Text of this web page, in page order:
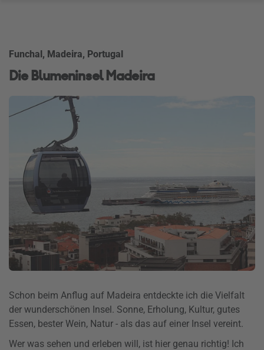
Funchal, Madeira, Portugal
Die Blumeninsel Madeira
Schon beim Anflug auf Madeira entdeckte ich die Vielfalt
der wunderschönen Insel. Sonne, Erholung, Kultur, gutes
Essen, bester Wein, Natur - als das auf einer Insel vereint.
Wer was sehen und erleben will, ist hier genau richtig! Ich